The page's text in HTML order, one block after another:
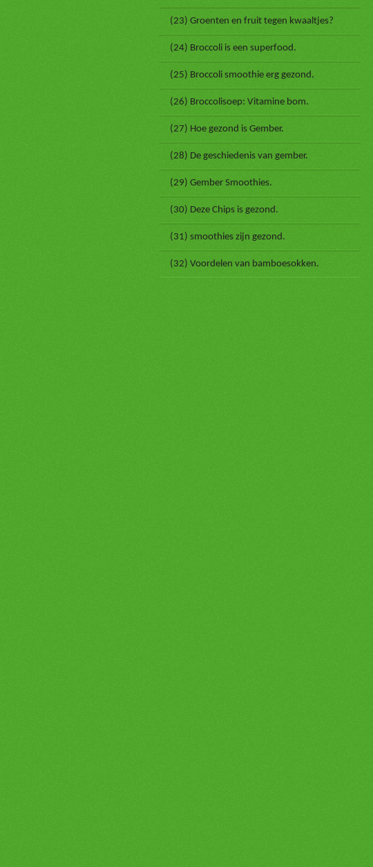
(23) Groenten en fruit tegen kwaaltjes?
(24) Broccoli is een superfood.
(25) Broccoli smoothie erg gezond.
(26) Broccolisoep: Vitamine bom.
(27) Hoe gezond is Gember.
(28) De geschiedenis van gember.
(29) Gember Smoothies.
(30) Deze Chips is gezond.
(31) smoothies zijn gezond.
(32) Voordelen van bamboesokken.